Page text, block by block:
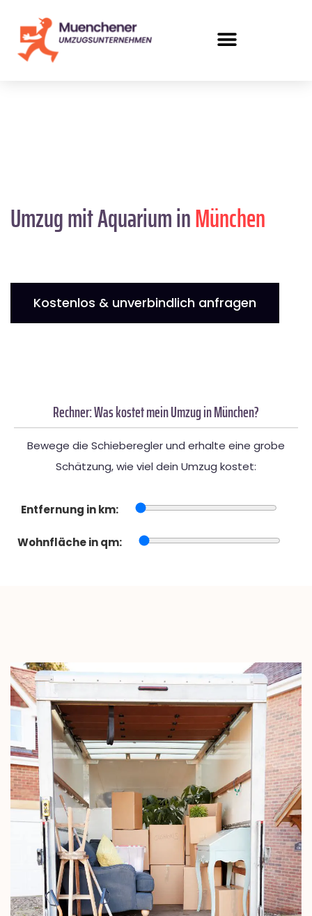
Umzug mit Aquarium inMünchen
Kostenlos & unverbindlich anfragen
Rechner: Was kostet mein Umzug in München?
Bewege die Schieberegler und erhalte eine grobe
Schätzung, wie viel dein Umzug kostet:
Entfernung in km:
Wohnfläche in qm: